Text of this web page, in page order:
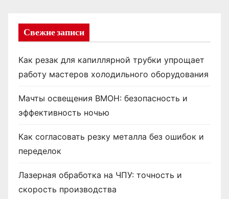
Свежие записи
Как резак для капиллярной трубки упрощает
работу мастеров холодильного оборудования
Мачты освещения ВМОН: безопасность и
эффективность ночью
Как согласовать резку металла без ошибок и
переделок
Лазерная обработка на ЧПУ: точность и
скорость производства